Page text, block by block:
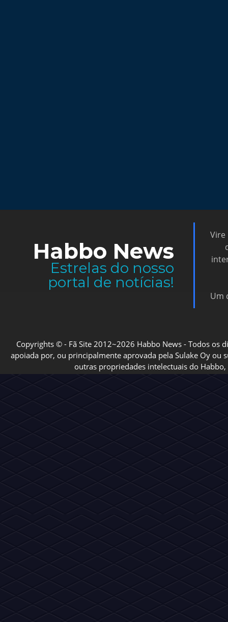
Habbo News
Estrelas do nosso
portal de notícias!
Vire
Um
Copyrights © - Fã Site 2012~2026 Habbo News - Todos os
apoiada por, ou principalmente aprovada pela Sulake Oy ou
outras propriedades intelectuais do